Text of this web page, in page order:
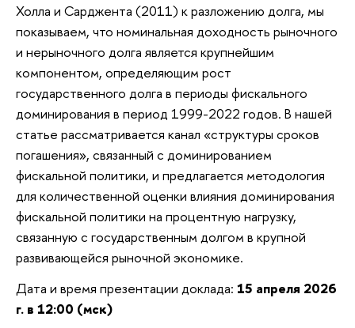
Холла и Сарджента (2011) к разложению долга, мы
показываем, что номинальная доходность рыночного
и нерыночного долга является крупнейшим
компонентом, определяющим рост
государственного долга в периоды фискального
доминирования в период 1999-2022 годов. В нашей
статье рассматривается канал «структуры сроков
погашения», связанный с доминированием
фискальной политики, и предлагается методология
для количественной оценки влияния доминирования
фискальной политики на процентную нагрузку,
связанную с государственным долгом в крупной
развивающейся рыночной экономике.
Дата и время презентации доклада: 15 апреля 2026
г. в 12:00 (мск)